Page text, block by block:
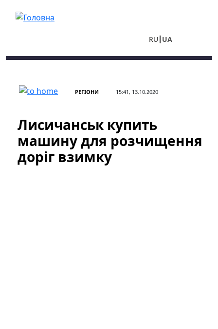
RU UA
РЕГІОНИ 15:41, 13.10.2020
Лисичанськ купить
машину для розчищення
доріг взимку